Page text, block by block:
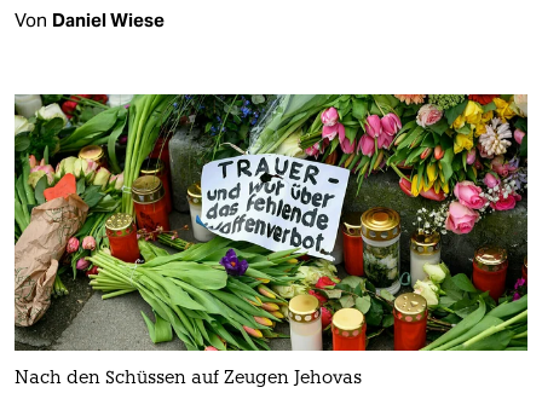
Von Daniel Wiese
Nach den Schüssen auf Zeugen Jehovas